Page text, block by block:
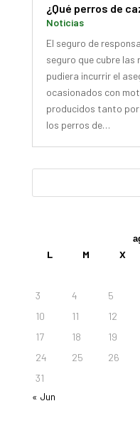
¿Qué perros de
Noticias
El seguro de
seguro que cubre las
pudiera incurrir el
ocasionados con
producidos tanto por
los perros de…
L M X
3
4 5
10
11 12
17
18 19
24
25 26
31
« Jun